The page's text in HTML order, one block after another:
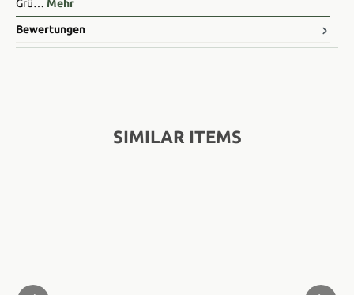
Grü… Mehr
Bewertungen
SIMILAR ITEMS